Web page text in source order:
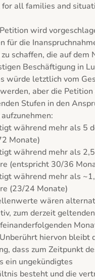
all families and
wird
für die
schaffen, die auf dem
Beschäftigung in
würde letztlich vom
aber die
Stufen in den
Monate)
(entspricht 30/36
(23/24 Monate)
wären
zum derzeit
hiervon bleibt
dass zum Zeitpunkt
ein ungekündigtes
besteht und die